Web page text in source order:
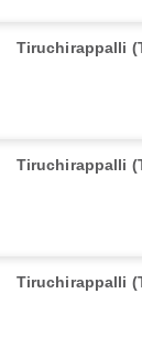
Tiruchirappalli
Tiruchirappalli
Tiruchirappalli